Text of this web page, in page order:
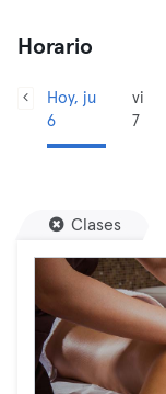
Horario
Hoy, ju
6
vi
7
Clases